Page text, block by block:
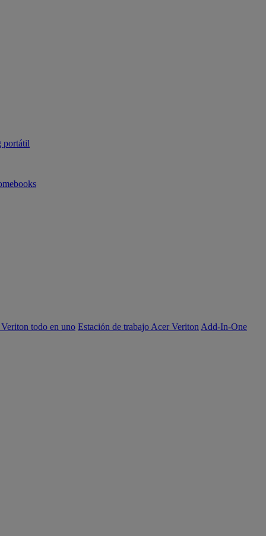
portátil
todo en uno Estación de trabajo Acer Veriton Add-In-One